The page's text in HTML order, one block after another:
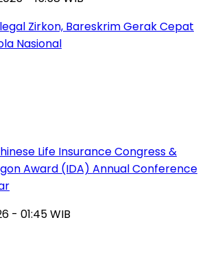
Zirkon, Bareskrim Gerak Cepat
Nasional
Life Insurance Congress &
Award (IDA) Annual Conference
- 01:45 WIB